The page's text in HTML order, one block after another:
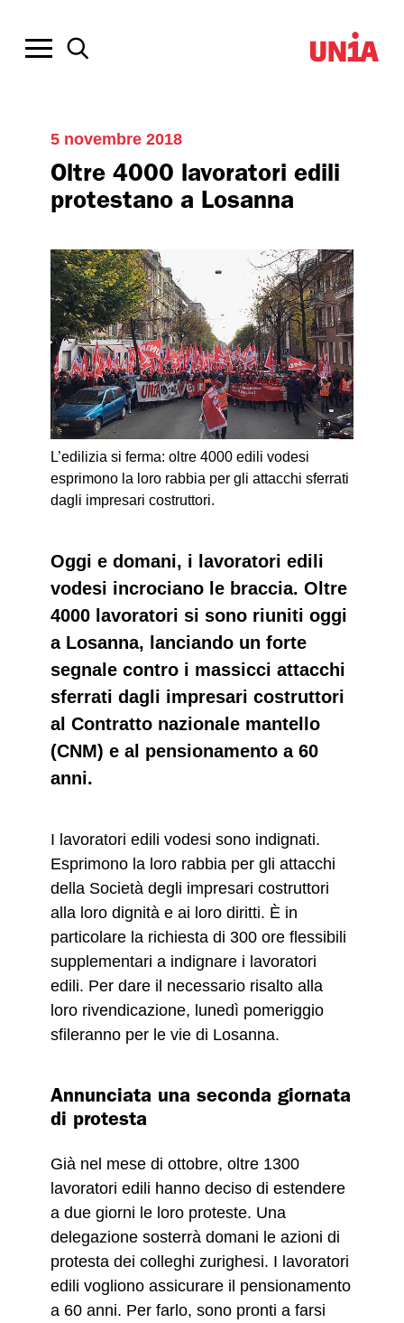
5 novembre 2018
Oltre 4000 lavoratori edili
protestano a Losanna
L’edilizia si ferma: oltre 4000 edili vodesi
esprimono la loro rabbia per gli attacchi sferrati
dagli impresari costruttori.
Oggi e domani, i lavoratori edili
vodesi incrociano le braccia. Oltre
4000 lavoratori si sono riuniti oggi
a Losanna, lanciando un forte
segnale contro i massicci attacchi
sferrati dagli impresari costruttori
al Contratto nazionale mantello
(CNM) e al pensionamento a 60
anni.
I lavoratori edili vodesi sono indignati.
Esprimono la loro rabbia per gli attacchi
della Società degli impresari costruttori
alla loro dignità e ai loro diritti. È in
particolare la richiesta di 300 ore flessibili
supplementari a indignare i lavoratori
edili. Per dare il necessario risalto alla
loro rivendicazione, lunedì pomeriggio
sfileranno per le vie di Losanna.
Annunciata una seconda giornata
di protesta
Già nel mese di ottobre, oltre 1300
lavoratori edili hanno deciso di estendere
a due giorni le loro proteste. Una
delegazione sosterrà domani le azioni di
protesta dei colleghi zurighesi. I lavoratori
edili vogliono assicurare il pensionamento
a 60 anni. Per farlo, sono pronti a farsi